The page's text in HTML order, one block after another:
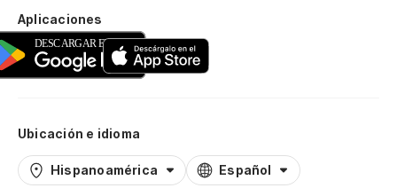
Aplicaciones
Ubicación e idioma
Hispanoamérica Español